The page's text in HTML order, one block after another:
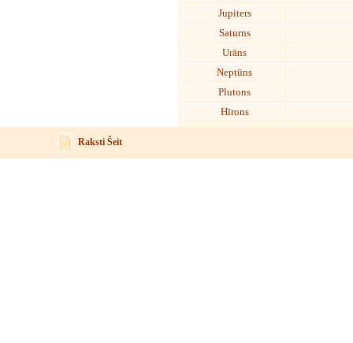
Jupiters
Saturns
Urāns
Neptūns
Plutons
Hīrons
Raksti Šeit